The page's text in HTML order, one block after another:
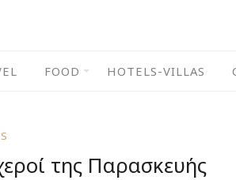
FOOD HOTELS-VILLAS
της Παρασκευής